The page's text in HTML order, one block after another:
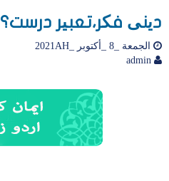
دینی فکر،تعبیر درست؟
الجمعة _8 _أكتوبر _2021AH